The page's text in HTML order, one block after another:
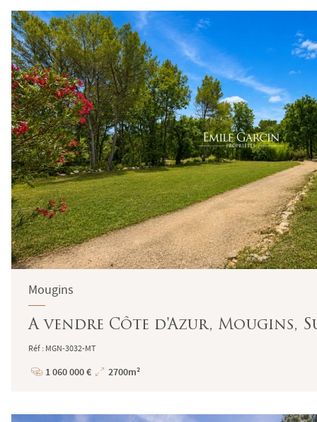
Mougins
A vendre Côte d'Azur, Mougins,
Réf : MGN-3032-MT
Prix
1 060 000 €
Superficie
2700m²